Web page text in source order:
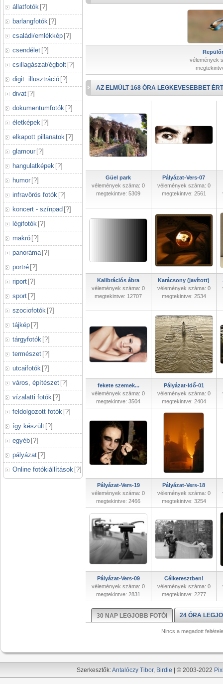
állatfotók [?]
barlangfotók [?]
családi/emlékkép [?]
csendélet [?]
csillagászat/égbolt [?]
digit. illusztráció [?]
divat [?]
dokumentumfotók [?]
életképek [?]
elkapott pillanatok [?]
glamour [?]
hangulatképek [?]
humor [?]
infravörös fotók [?]
koncert - színpad [?]
légifotók [?]
makró [?]
panoráma [?]
portré [?]
riport [?]
sport [?]
szociofotók [?]
tájkép [?]
tárgyfotók [?]
természet [?]
utcaifotók [?]
város, építészet [?]
vízalatti fotók [?]
feldolgozott fotók [?]
így készült [?]
egyéb [?]
pályázat [?]
Online fotókiállítások [?]
vélemények
AZ ELMÚLT 168 ÓRA LEGKEVESEBBET
Güel park
vélemények száma: 0
megtekintve: 5309
Pályázat-Vers-07
vélemények száma: 0
megtekintve: 2561
Kalibrációs ábra
vélemények száma: 0
megtekintve: 12707
Karácsony (javított)
vélemények száma: 0
megtekintve: 2534
fekete szemek...
vélemények száma: 0
megtekintve: 3504
Pályázat-Idő-01
vélemények száma: 0
megtekintve: 2404
Pályázat-Vers-19
vélemények száma: 0
megtekintve: 2466
Pályázat-Vers-18
vélemények száma: 0
megtekintve: 3254
Pályázat-Vers-09
vélemények száma: 0
megtekintve: 2831
Célkeresztben!
vélemények száma: 0
megtekintve: 2277
30 NAP LEGJOBB FOTÓI 24 ÓRA
Nincs a megadott
Szerkesztők:Antalóczy Tibor, Birdie | © 2003-2022